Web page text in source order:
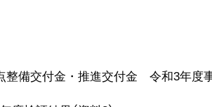
整備交付金・推進交付金 令和3年度事